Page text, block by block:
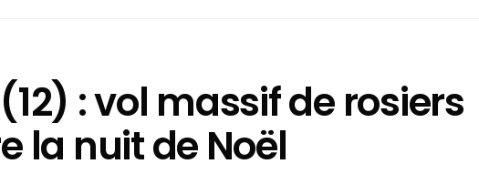
: vol massif de rosiers
la nuit de Noël